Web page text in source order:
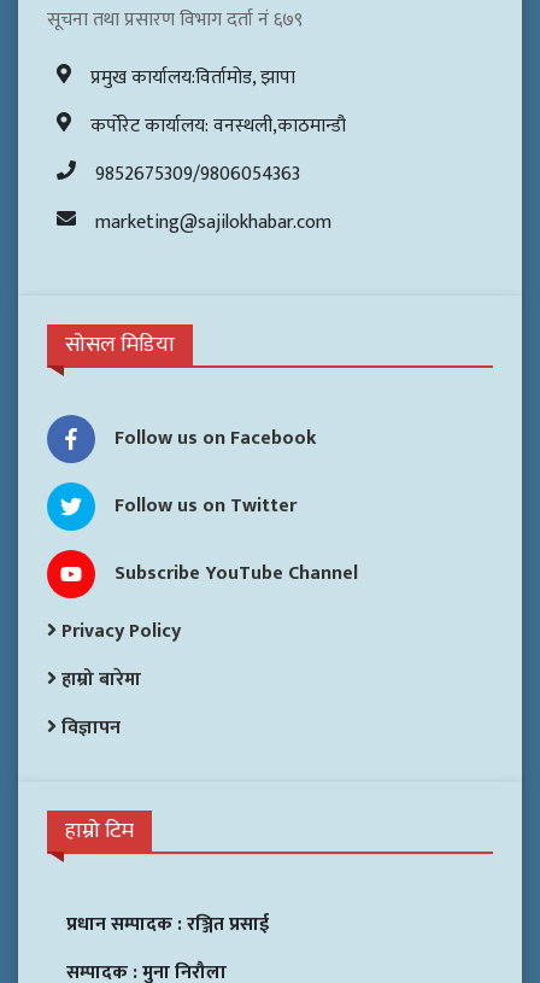
सूचना तथा प्रसारण विभाग दर्ता नं ६७९
प्रमुख कार्यालय:विर्तामोड, झापा
कर्पोरेट कार्यालय: वनस्थली,काठमान्डौ
9852675309/9806054363
marketing@sajilokhabar.com
सोसल मिडिया
Follow us on Facebook
Follow us on Twitter
Subscribe YouTube Channel
Privacy Policy
हाम्रो बारेमा
विज्ञापन
हाम्रो टिम
प्रधान सम्पादक :रञ्जित प्रसाई
सम्पादक :मुना निरौला